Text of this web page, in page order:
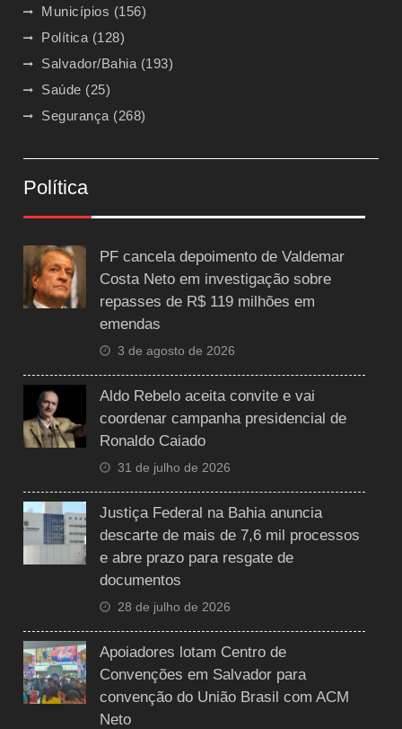
Municípios (156)
Política (128)
Salvador/Bahia (193)
Saúde (25)
Segurança (268)
Política
PF cancela depoimento de Valdemar
Costa Neto em investigação sobre
repasses de R$ 119 milhões em
emendas
3 de agosto de 2026
Aldo Rebelo aceita convite e vai
coordenar campanha presidencial de
Ronaldo Caiado
31 de julho de 2026
Justiça Federal na Bahia anuncia
descarte de mais de 7,6 mil processos
e abre prazo para resgate de
documentos
28 de julho de 2026
Apoiadores lotam Centro de
Convenções em Salvador para
convenção do União Brasil com ACM
Neto